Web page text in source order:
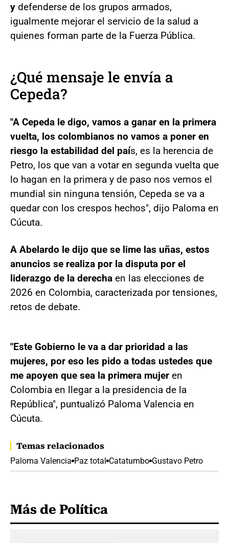
y defenderse de los grupos armados,
igualmente mejorar el servicio de la salud a
quienes forman parte de la Fuerza Pública.
¿Qué mensaje le envía a
Cepeda?
"A Cepeda le digo, vamos a ganar en la primera
vuelta, los colombianos no vamos a poner en
riesgo la estabilidad del país, es la herencia de
Petro, los que van a votar en segunda vuelta que
lo hagan en la primera y de paso nos vemos el
mundial sin ninguna tensión, Cepeda se va a
quedar con los crespos hechos", dijo Paloma en
Cúcuta.
A Abelardo le dijo que se lime las uñas, estos
anuncios se realiza por la disputa por el
liderazgo de la derecha en las elecciones de
2026 en Colombia, caracterizada por tensiones,
retos de debate.
"Este Gobierno le va a dar prioridad a las
mujeres, por eso les pido a todas ustedes que
me apoyen que sea la primera mujer en
Colombia en llegar a la presidencia de la
República", puntualizó Paloma Valencia en
Cúcuta.
Temas relacionados
Paloma Valencia Paz total Catatumbo Gustavo Petro
Más de Política